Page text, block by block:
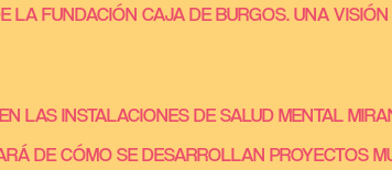
LA FUNDACIÓN CAJA DE BURGOS. UNA
LAS INSTALACIONES DE SALUD MENTAL
DE CÓMO SE DESARROLLAN PROYECTOS